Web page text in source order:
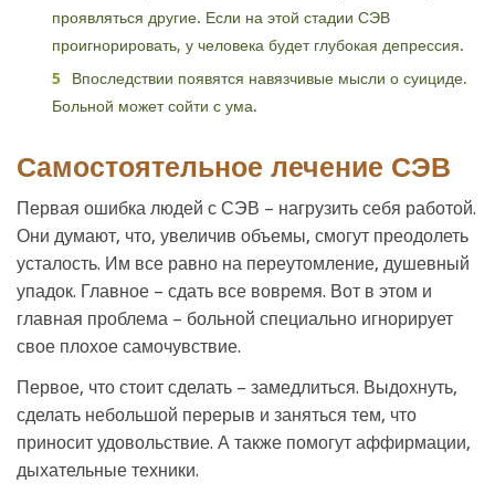
проявляться другие. Если на этой стадии СЭВ
проигнорировать, у человека будет глубокая депрессия.
Впоследствии появятся навязчивые мысли о суициде.
Больной может сойти с ума.
Самостоятельное лечение СЭВ
Первая ошибка людей с СЭВ – нагрузить себя работой.
Они думают, что, увеличив объемы, смогут преодолеть
усталость. Им все равно на переутомление, душевный
упадок. Главное – сдать все вовремя. Вот в этом и
главная проблема – больной специально игнорирует
свое плохое самочувствие.
Первое, что стоит сделать – замедлиться. Выдохнуть,
сделать небольшой перерыв и заняться тем, что
приносит удовольствие. А также помогут аффирмации,
дыхательные техники.